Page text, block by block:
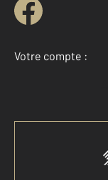
Votre compte :